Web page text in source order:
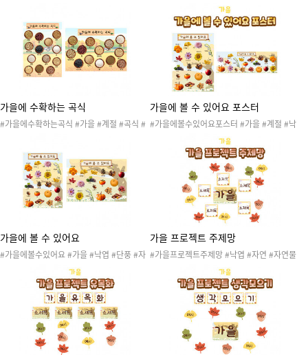
이 #생태계프로젝트 #개미 #꿀벌 #나비 #달
팽이 #사슴벌레 #몸구조포스터 #몸구조 #생
물포스터 #곤충포스터 #동물포스터 #생물벽
보 #곤충벽보 #동물벽보 #곤충교수자료 #생
물교수자료 #동물교수자료 #봄학습 #봄생태
료 #가을포스터 #메밀 #귀리 #율무 #찹쌀 #
병아리콩 #팥 #백태콩 #보리 #서리태 #현미
#쌀 #차조 #수수
가을에 수확하는 곡식
#가을에수확하는곡식 #가을 #계절 #곡식 #
을포스터 #메밀 #귀리 #율무 #찹쌀 #병아리
콩 #팥 #백태콩 #보리 #서리태 #현미 #쌀 #
차조 #수수
가을에 볼 수 있어요 포스터
#가을에볼수있어요포스터 #가을 #계절 #낙
엽 #단풍 #자연 #자연물 #가을나무 #가을꽃
#가을열매 #가을환경 #가을활동 #가을놀이
#가을프로젝트 #가을교수자료 #가을포스터
#메리골드 #국화 #코스모스 #방울꽃 #단풍
잎 #은행잎 #은행 #솔방울 #밤 #사과 #배 #
감 #대추 #고구마 #호두 #호박 #도토리 #포
가을에 볼 수 있어요
#가을에볼수있어요 #가을 #낙엽 #단풍 #자
연 #자연물 #가을나무 #가을꽃 #가을열매 #
가을환경 #가을활동 #가을놀이 #가을프로젝
트 #가을교수자료 #가을포스터 #메리골드 #
국화 #코스모스 #방울꽃 #단풍잎 #은행잎 #
은행 #솔방울 #밤 #사과 #배 #감 #대추 #고
구마 #호두 #호박 #도토리 #포도 #가을환경
가을 프로젝트 주제망
#가을프로젝트주제망 #낙엽 #자연 #자연물
#가을나무 #가을꽃 #가을환경 #가을활동 #
가을놀이 #가을꾸미기 #가을도안 #가을프로
젝트 #브레인스토밍 #생각모으기 #유목화 #
생활주제 #프로젝트주제 #놀이주제 #유아중
심교육 #흥미 #환경구성 #게시판꾸미기 #환
경판꾸미기 #가을환경구성